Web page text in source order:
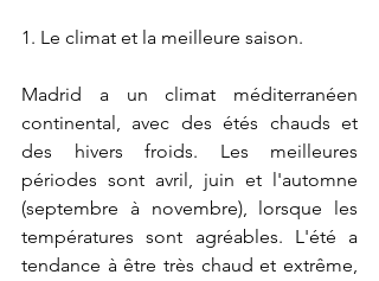
1. Le climat et la meilleure saison.
Madrid a un climat méditerranéen
continental, avec des étés chauds et
des hivers froids. Les meilleures
périodes sont avril, juin et l'automne
(septembre à novembre), lorsque les
températures sont agréables. L'été a
tendance à être très chaud et extrême,